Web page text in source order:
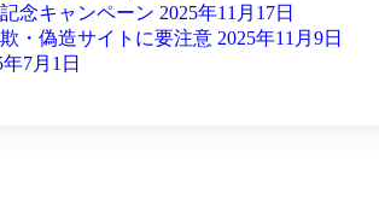
念キャンペーン 2025年11月17日
・偽造サイトに要注意 2025年11月9日
年7月1日